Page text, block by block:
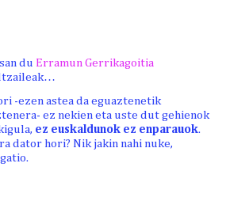
du Erramun Gerrikagoitia
-ezen astea da eguaztenetik
ez nekien eta uste dut gehienok
ez euskaldunok ez enparauok.
dator hori? Nik jakin nahi nuke,